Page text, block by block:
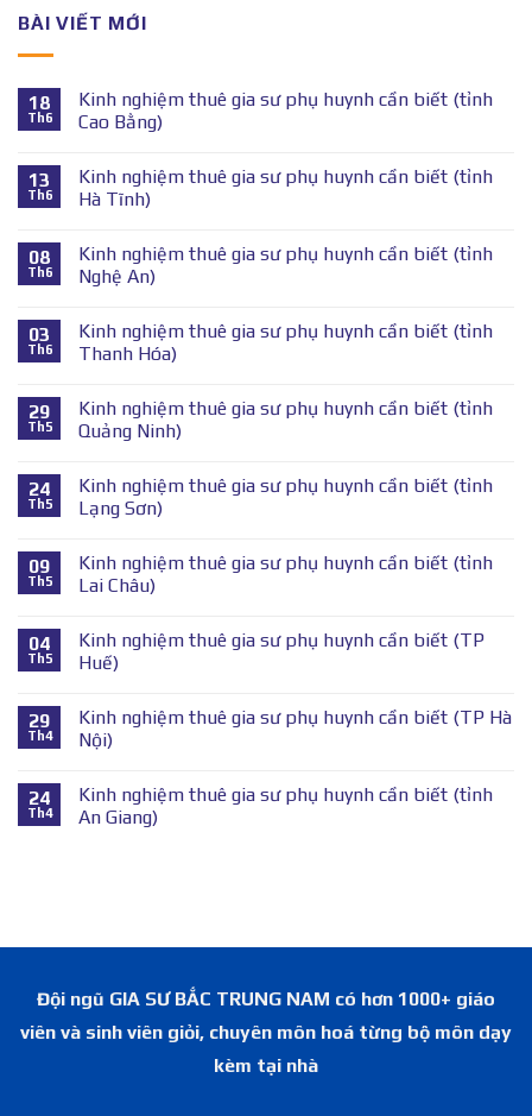
BÀI VIẾT MỚI
18
Th6
Kinh nghiệm thuê gia sư phụ huynh cần biết (tỉnh
Cao Bằng)
13
Th6
Kinh nghiệm thuê gia sư phụ huynh cần biết (tỉnh
Hà Tĩnh)
08
Th6
Kinh nghiệm thuê gia sư phụ huynh cần biết (tỉnh
Nghệ An)
03
Th6
Kinh nghiệm thuê gia sư phụ huynh cần biết (tỉnh
Thanh Hóa)
29
Th5
Kinh nghiệm thuê gia sư phụ huynh cần biết (tỉnh
Quảng Ninh)
24
Th5
Kinh nghiệm thuê gia sư phụ huynh cần biết (tỉnh
Lạng Sơn)
09
Th5
Kinh nghiệm thuê gia sư phụ huynh cần biết (tỉnh
Lai Châu)
04
Th5
Kinh nghiệm thuê gia sư phụ huynh cần biết (TP
Huế)
29
Th4
Kinh nghiệm thuê gia sư phụ huynh cần biết (TP Hà
Nội)
24
Th4
Kinh nghiệm thuê gia sư phụ huynh cần biết (tỉnh
An Giang)
Đội ngũ GIA SƯ BẮC TRUNG NAM có hơn 1000+ giáo
viên và sinh viên giỏi, chuyên môn hoá từng bộ môn dạy
kèm tại nhà